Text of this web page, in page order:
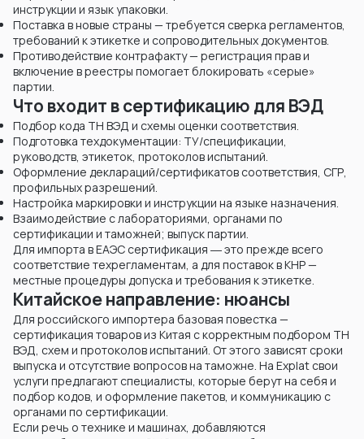
инструкции и язык упаковки.
Поставка в новые страны — требуется сверка регламентов,
требований к этикетке и сопроводительных документов.
Противодействие контрафакту — регистрация прав и
включение в реестры помогает блокировать «серые»
партии.
Что входит в сертификацию для ВЭД
Подбор кода ТН ВЭД и схемы оценки соответствия.
Подготовка техдокументации: ТУ/спецификации,
руководств, этикеток, протоколов испытаний.
Оформление деклараций/сертификатов соответствия, СГР,
профильных разрешений.
Настройка маркировки и инструкции на языке назначения.
Взаимодействие с лабораториями, органами по
сертификации и таможней; выпуск партии.
Для импорта в ЕАЭС сертификация ― это прежде всего
соответствие техрегламентам, а для поставок в КНР —
местные процедуры допуска и требования к этикетке.
Китайское направление: нюансы
Для российского импортера базовая повестка —
сертификация товаров из Китая с корректным подбором ТН
ВЭД, схем и протоколов испытаний. От этого зависят сроки
выпуска и отсутствие вопросов на таможне. На Explat свои
услуги предлагают специалисты, которые берут на себя и
подбор кодов, и оформление пакетов, и коммуникацию с
органами по сертификации.
Если речь о технике и машинах, добавляются